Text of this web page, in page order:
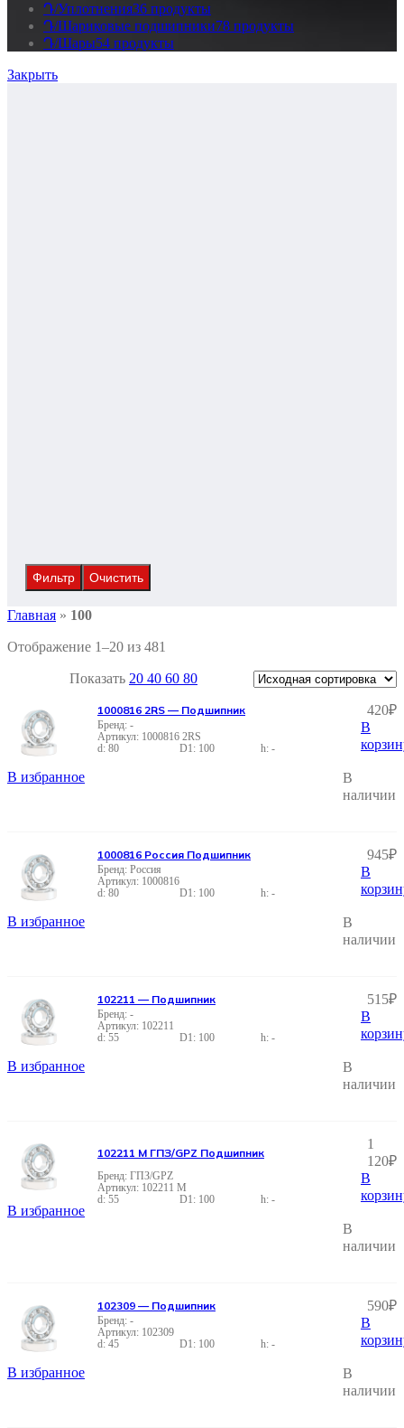
Դ/Уплотнения36 продукты
Դ/Шариковые подшипники78 продукты
Դ/Шары54 продукты
Закрыть
Фильтр Очистить
Главная » 100
Отображение 1–20 из 481
Показать 20 40 60 80
В избранное
1000816 2RS
80
100 -
-
1000816 2RS — Подшипник 420₽
В
В
наличии
В избранное
1000816
80
100 -
Россия
1000816 Россия Подшипник 945₽
В
В
наличии
В избранное
102211
55
100 -
-
102211 — Подшипник 515₽
В
В
наличии
В избранное
102211 М
55
100 -
ГПЗ/GPZ
102211 М ГПЗ/GPZ Подшипник
1
120₽
В
В
наличии
В избранное
102309
45
100 -
-
102309 — Подшипник 590₽
В
В
наличии